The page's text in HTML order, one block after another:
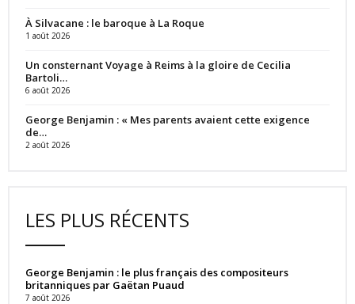
À Silvacane : le baroque à La Roque
1 août 2026
Un consternant Voyage à Reims à la gloire de Cecilia
Bartoli…
6 août 2026
George Benjamin : « Mes parents avaient cette exigence
de…
2 août 2026
LES PLUS RÉCENTS
George Benjamin : le plus français des compositeurs
britanniques par Gaëtan Puaud
7 août 2026